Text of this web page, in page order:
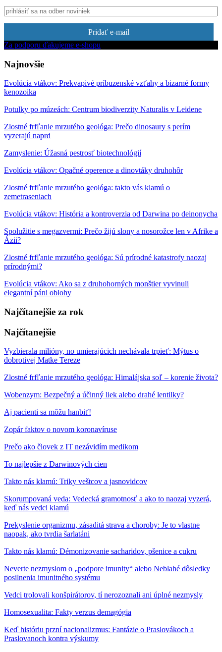
Pridať e-mail
Za podporu ďakujeme e-shopu
Najnovšie
Evolúcia vtákov: Prekvapivé príbuzenské vzťahy a bizarné formy
kenozoika
Potulky po múzeách: Centrum biodiverzity Naturalis v Leidene
Zlostné frfľanie mrzutého geológa: Prečo dinosaury s perím
vyzerajú naprd
Zamyslenie: Úžasná pestrosť biotechnológií
Evolúcia vtákov: Opačné operence a dinovtáky druhohôr
Zlostné frfľanie mrzutého geológa: takto vás klamú o
zemetraseniach
Evolúcia vtákov: História a kontroverzia od Darwina po deinonycha
Spolužitie s megazvermi: Prečo žijú slony a nosorožce len v Afrike a
Ázii?
Zlostné frfľanie mrzutého geológa: Sú prírodné katastrofy naozaj
prírodnými?
Evolúcia vtákov: Ako sa z druhohorných monštier vyvinuli
elegantní páni oblohy
Najčítanejšie za rok
Najčítanejšie
Vyzbierala milióny, no umierajúcich nechávala trpieť: Mýtus o
dobrotivej Matke Tereze
Zlostné frfľanie mrzutého geológa: Himalájska soľ – korenie života?
Wobenzym: Bezpečný a účinný liek alebo drahé lentilky?
Aj pacienti sa môžu hanbiť!
Zopár faktov o novom koronavíruse
Prečo ako človek z IT nezávidím medikom
To najlepšie z Darwinových cien
Takto nás klamú: Triky veštcov a jasnovidcov
Skorumpovaná veda: Vedecká gramotnosť a ako to naozaj vyzerá,
keď nás vedci klamú
Prekyslenie organizmu, zásaditá strava a choroby: Je to vlastne
naopak, ako tvrdia šarlatáni
Takto nás klamú: Démonizovanie sacharidov, pšenice a cukru
Neverte nezmyslom o „podpore imunity“ alebo Neblahé dôsledky
posilnenia imunitného systému
Vedci trolovali konšpirátorov, tí nerozoznali ani úplné nezmysly
Homosexualita: Fakty verzus demagógia
Keď históriu przní nacionalizmus: Fantázie o Praslovákoch a
Praslovanoch kontra výskumy